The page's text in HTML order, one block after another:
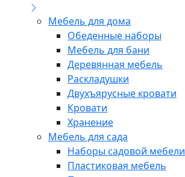
Мебель для дома
Обеденные наборы
Мебель для бани
Деревянная мебель
Раскладушки
Двухъярусные кровати
Кровати
Хранение
Мебель для сада
Наборы садовой мебели
Пластиковая мебель